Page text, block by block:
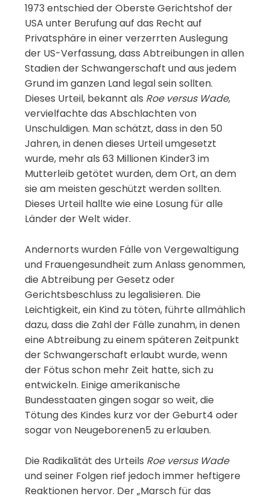
1973 entschied der Oberste Gerichtshof der
USA unter Berufung auf das Recht auf
Privatsphäre in einer verzerrten Auslegung
der US-Verfassung, dass Abtreibungen in allen
Stadien der Schwangerschaft und aus jedem
Grund im ganzen Land legal sein sollten.
Dieses Urteil, bekannt als Roe versus Wade,
vervielfachte das Abschlachten von
Unschuldigen. Man schätzt, dass in den 50
Jahren, in denen dieses Urteil umgesetzt
wurde, mehr als 63 Millionen Kinder3 im
Mutterleib getötet wurden, dem Ort, an dem
sie am meisten geschützt werden sollten.
Dieses Urteil hallte wie eine Losung für alle
Länder der Welt wider.
Andernorts wurden Fälle von Vergewaltigung
und Frauengesundheit zum Anlass genommen,
die Abtreibung per Gesetz oder
Gerichtsbeschluss zu legalisieren. Die
Leichtigkeit, ein Kind zu töten, führte allmählich
dazu, dass die Zahl der Fälle zunahm, in denen
eine Abtreibung zu einem späteren Zeitpunkt
der Schwangerschaft erlaubt wurde, wenn
der Fötus schon mehr Zeit hatte, sich zu
entwickeln. Einige amerikanische
Bundesstaaten gingen sogar so weit, die
Tötung des Kindes kurz vor der Geburt4 oder
sogar von Neugeborenen5 zu erlauben.
Die Radikalität des Urteils Roe versus Wade
und seiner Folgen rief jedoch immer heftigere
Reaktionen hervor. Der „Marsch für das